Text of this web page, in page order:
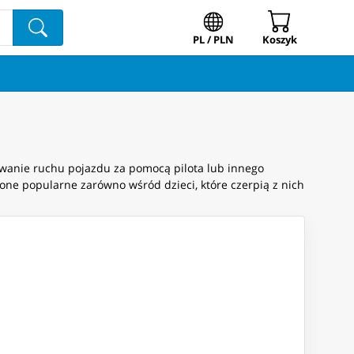
PL / PLN Koszyk
ruchu pojazdu za pomocą pilota lub innego
popularne zarówno wśród dzieci, które czerpią z nich